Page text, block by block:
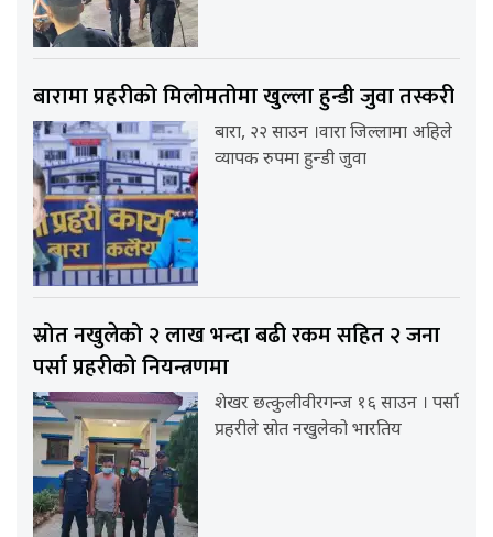
बारामा प्रहरीको मिलोमतोमा खुल्ला हुन्डी जुवा तस्करी
बारा, २२ साउन ।वारा जिल्लामा अहिले
व्यापक रुपमा हुन्डी जुवा
स्रोत नखुलेको २ लाख भन्दा बढी रकम सहित २ जना
पर्सा प्रहरीको नियन्त्रणमा
शेखर छत्कुलीवीरगन्ज १६ साउन । पर्सा
प्रहरीले स्रोत नखुलेको भारतिय